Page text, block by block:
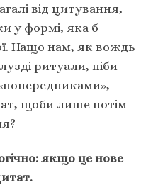
від цитування,
у формі, яка б
Нащо нам, як вождь
ритуали, ніби
щоби лише потім
якщо це нове